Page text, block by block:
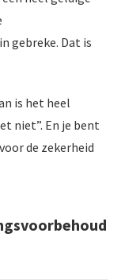
gebreke. Dat is
is het heel
niet”. En je bent
de zekerheid